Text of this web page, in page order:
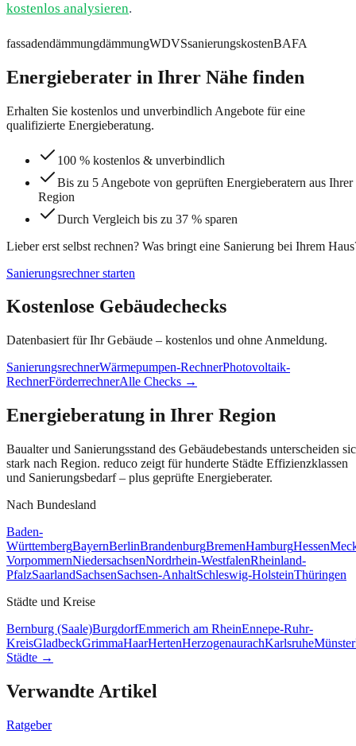
kostenlos analysieren.
fassadendämmungdämmungWDVSsanierungskostenBAFA
Energieberater in Ihrer Nähe finden
Erhalten Sie kostenlos und unverbindlich Angebote für eine
qualifizierte Energieberatung.
100 % kostenlos & unverbindlich
Bis zu 5 Angebote von geprüften Energieberatern aus Ihrer
Region
Durch Vergleich bis zu 37 % sparen
Lieber erst selbst rechnen? Was bringt eine Sanierung bei Ihrem
Sanierungsrechner starten
Kostenlose Gebäudechecks
Datenbasiert für Ihr Gebäude – kostenlos und ohne Anmeldung.
SanierungsrechnerWärmepumpen-RechnerPhotovoltaik-
RechnerFörderrechnerAlle Checks →
Energieberatung in Ihrer Region
Baualter und Sanierungsstand des Gebäudebestands unterscheiden
stark nach Region. reduco zeigt für hunderte Städte Effizienzklassen
und Sanierungsbedarf – plus geprüfte Energieberater.
Nach Bundesland
Baden-
WürttembergBayernBerlinBrandenburgBremenHamburgHessen
VorpommernNiedersachsenNordrhein-WestfalenRheinland-
PfalzSaarlandSachsenSachsen-AnhaltSchleswig-HolsteinThüringen
Städte und Kreise
Bernburg (Saale)BurgdorfEmmerich am RheinEnnepe-Ruhr-
KreisGladbeckGrimmaHaarHertenHerzogenaurachKarlsruheMünster
Städte →
Verwandte Artikel
Ratgeber